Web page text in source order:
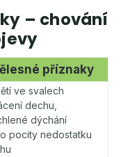
– chování
příznaky
ve svalech
dechu,
dýchání
pocity nedostatku